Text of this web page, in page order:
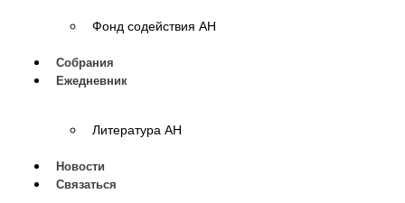
Фонд содействия АН
Собрания
Ежедневник
Литература АН
Новости
Связаться